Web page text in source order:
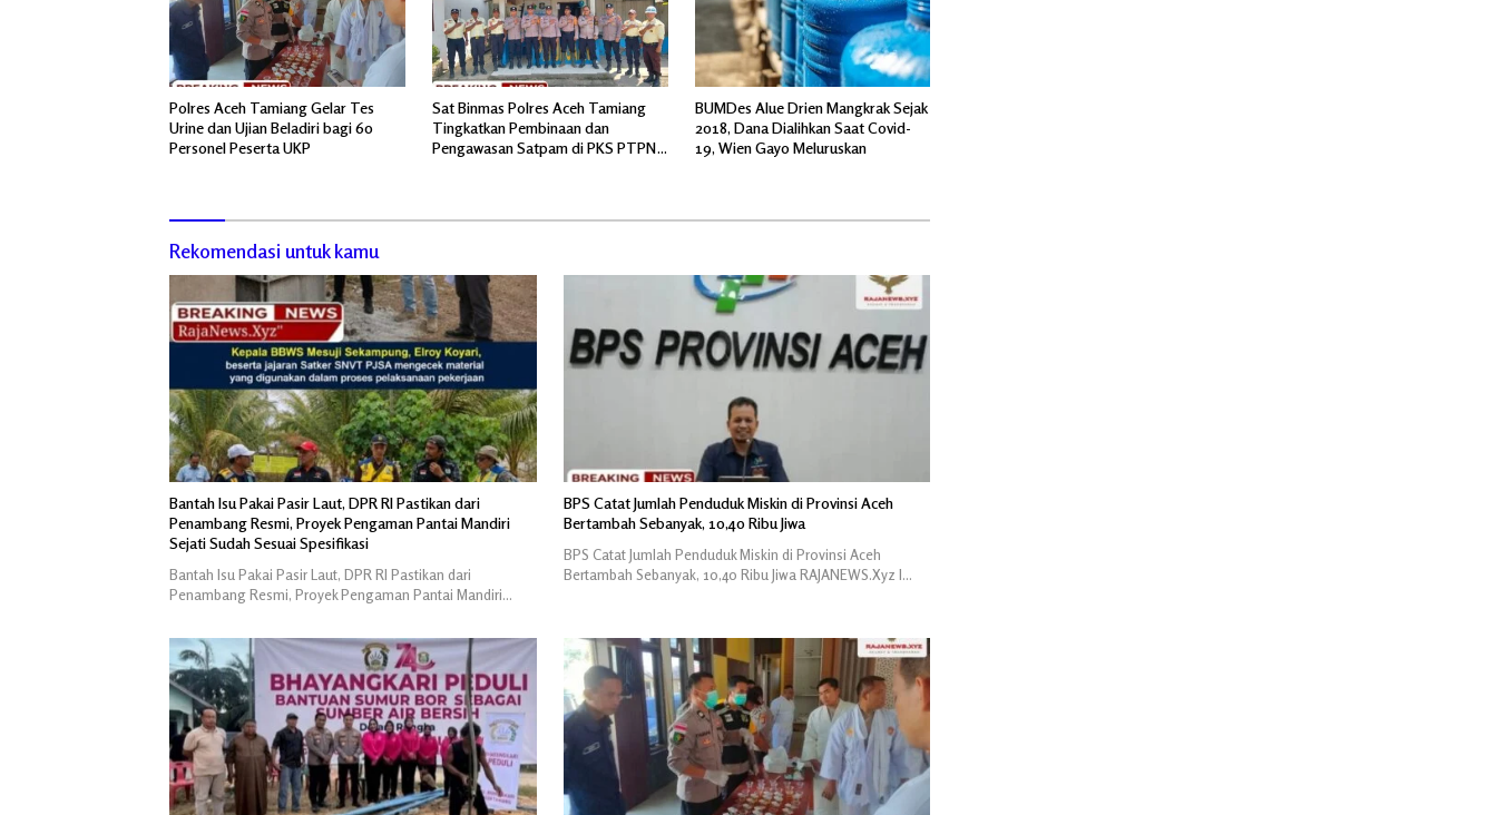
Polres Aceh Tamiang Gelar Tes
Urine dan Ujian Beladiri bagi 60
Personel Peserta UKP
Sat Binmas Polres Aceh Tamiang
Tingkatkan Pembinaan dan
Pengawasan Satpam di PKS PTPN
BUMDes Alue Drien Mangkrak Sejak
2018, Dana Dialihkan Saat Covid-
19, Wien Gayo Meluruskan
Rekomendasi untuk kamu
Bantah Isu Pakai Pasir Laut, DPR RI Pastikan dari
Penambang Resmi, Proyek Pengaman Pantai Mandiri
Sejati Sudah Sesuai Spesifikasi
Bantah Isu Pakai Pasir Laut, DPR RI Pastikan dari
Penambang Resmi, Proyek Pengaman Pantai Mandiri…
BPS Catat Jumlah Penduduk Miskin di Provinsi Aceh
Bertambah Sebanyak, 10,40 Ribu Jiwa
BPS Catat Jumlah Penduduk Miskin di Provinsi Aceh
Bertambah Sebanyak, 10,40 Ribu Jiwa RAJANEWS.Xyz l…